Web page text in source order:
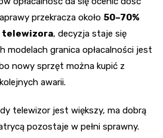
przekracza około 50–70%
telewizora, decyzja staje się
modelach granica opłacalności jest
nowy sprzęt można kupić z
awarii.
telewizor jest większy, ma dobrą
pozostaje w pełni sprawny.